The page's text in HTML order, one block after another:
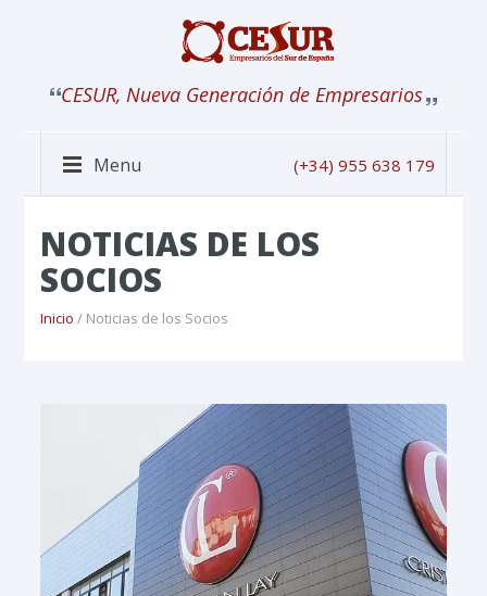
CESUR, Nueva Generación de Empresarios
Menu (+34) 955 638 179
NOTICIAS DE LOS
SOCIOS
Inicio / Noticias de los Socios